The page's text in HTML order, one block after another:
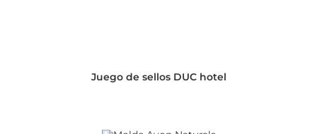
Juego de sellos DUC hotel